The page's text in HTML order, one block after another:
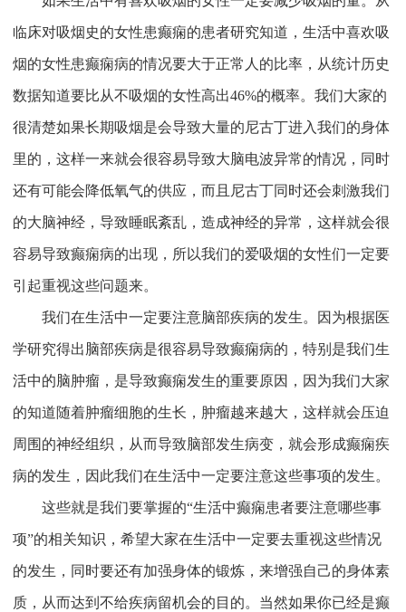
临床对吸烟史的女性患癫痫的患者研究知道，生活中喜欢吸
烟的女性患癫痫病的情况要大于正常人的比率，从统计历史
数据知道要比从不吸烟的女性高出46%的概率。我们大家的
很清楚如果长期吸烟是会导致大量的尼古丁进入我们的身体
里的，这样一来就会很容易导致大脑电波异常的情况，同时
还有可能会降低氧气的供应，而且尼古丁同时还会刺激我们
的大脑神经，导致睡眠紊乱，造成神经的异常，这样就会很
容易导致癫痫病的出现，所以我们的爱吸烟的女性们一定要
引起重视这些问题来。
我们在生活中一定要注意脑部疾病的发生。因为根据医
学研究得出脑部疾病是很容易导致癫痫病的，特别是我们生
活中的脑肿瘤，是导致癫痫发生的重要原因，因为我们大家
的知道随着肿瘤细胞的生长，肿瘤越来越大，这样就会压迫
周围的神经组织，从而导致脑部发生病变，就会形成癫痫疾
病的发生，因此我们在生活中一定要注意这些事项的发生。
这些就是我们要掌握的“生活中癫痫患者要注意哪些事
项”的相关知识，希望大家在生活中一定要去重视这些情况
的发生，同时要还有加强身体的锻炼，来增强自己的身体素
质，从而达到不给疾病留机会的目的。当然如果你已经是癫